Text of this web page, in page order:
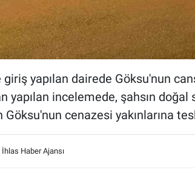
yapılan dairede Göksu'nun
yapılan incelemede, şahsın doğal
Göksu'nun cenazesi yakınlarına
İhlas Haber Ajansı